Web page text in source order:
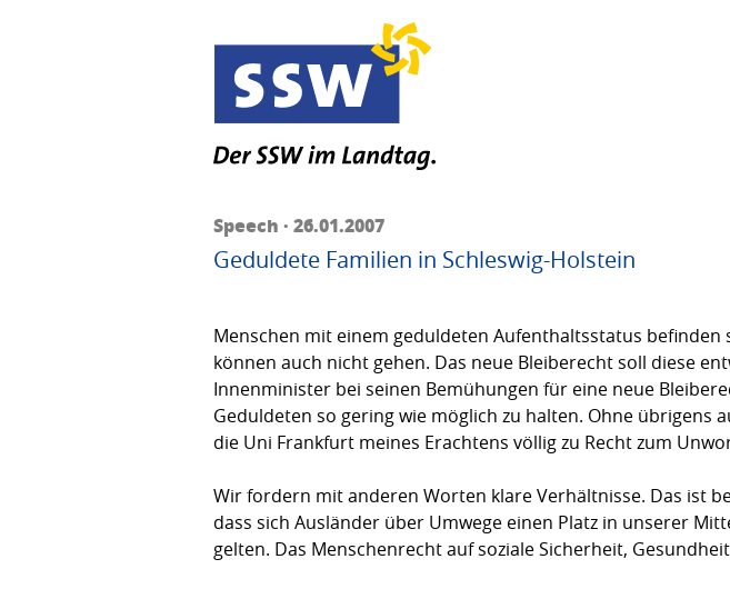
Speech · 26.01.2007
Geduldete Familien in Schleswig-Holstein
Menschen mit einem geduldeten Aufenthaltsstatus
können auch nicht gehen. Das neue Bleiberecht soll diese
Innenminister bei seinen Bemühungen für eine neue
Geduldeten so gering wie möglich zu halten. Ohne übrigens
die Uni Frankfurt meines Erachtens völlig zu Recht zum
Wir fordern mit anderen Worten klare Verhältnisse. Das ist
dass sich Ausländer über Umwege einen Platz in unserer
gelten. Das Menschenrecht auf soziale Sicherheit,